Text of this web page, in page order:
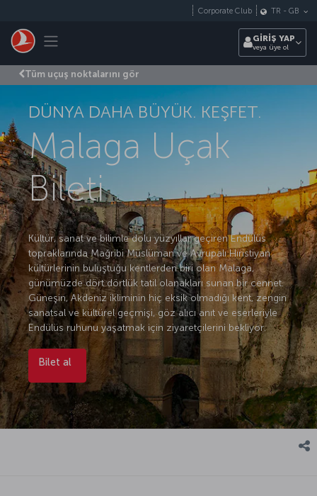
Toggle navigation
Corporate Club TR - GB
GİRİŞ YAP
veya üye ol
Tüm uçuş noktalarını gör
DÜNYA DAHA BÜYÜK. KEŞFET.
Malaga Uçak
Bileti
Kültür, sanat ve bilimle dolu yüzyıllar geçiren Endülüs
topraklarında Mağribi Müslüman ve Avrupalı Hıristiyan
kültürlerinin buluştuğu kentlerden biri olan Malaga,
günümüzde dört dörtlük tatil olanakları sunan bir cennet.
Güneşin, Akdeniz ikliminin hiç eksik olmadığı kent, zengin
sanatsal ve kültürel geçmişi, göz alıcı anıt ve eserleriyle
Endülüs ruhunu yaşatmak için ziyaretçilerini bekliyor.
Bilet al